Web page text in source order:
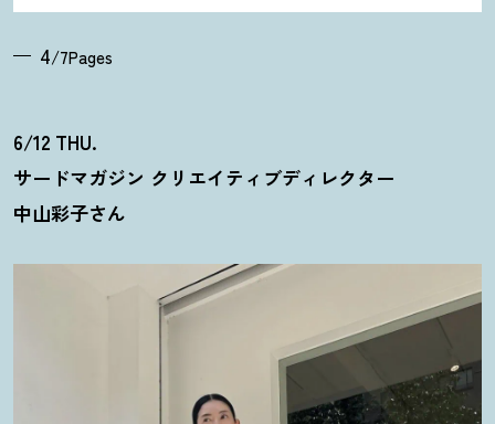
4/7Pages
6/12 THU.
サードマガジン クリエイティブディレクター
中山彩子さん